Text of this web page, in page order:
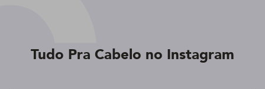
Tudo Pra Cabelo no Instagram